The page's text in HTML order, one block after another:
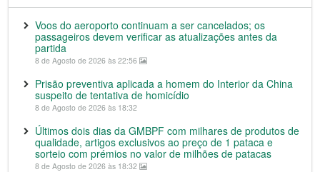
Voos do aeroporto continuam a ser cancelados; os
passageiros devem verificar as atualizações antes da
partida
8 de Agosto de 2026 às 22:56
Prisão preventiva aplicada a homem do Interior da China
suspeito de tentativa de homicídio
8 de Agosto de 2026 às 18:32
Últimos dois dias da GMBPF com milhares de produtos de
qualidade, artigos exclusivos ao preço de 1 pataca e
sorteio com prémios no valor de milhões de patacas
8 de Agosto de 2026 às 18:32